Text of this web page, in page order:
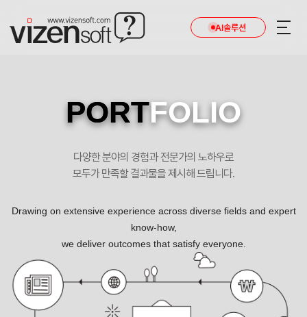
AI솔루션
더 깊은 곳까지 더 섬세하게 포트폴리오
PORTFOLIO
다양한 분야의 경험과 전문가의 노하우로
모두가 만족할 결과물을 제시해 드립니다.
Drawing on extensive experience across diverse fields and expert
know-how,
we deliver outcomes that satisfy everyone.